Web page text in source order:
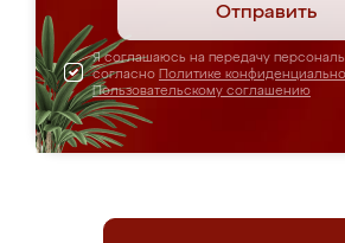
Отправить
Я соглашаюсь на передачу
согласно Политике
Пользовательскому соглашению